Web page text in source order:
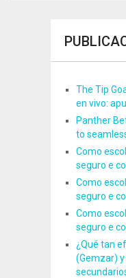
The Tip
en vivo:
Panther
to
Como
seguro e
Como
seguro e
Como
seguro e
¿Qué tan
(Gemzar)